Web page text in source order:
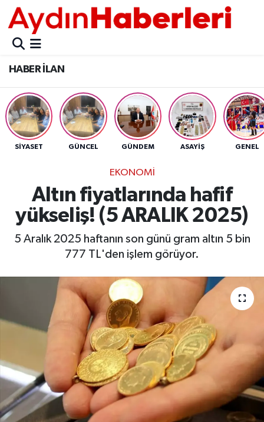
HABER İLAN
SİYASET GÜNCEL GÜNDEM ASAYİŞ GENEL
EKONOMİ
Altın fiyatlarında hafif
yükseliş! (5 ARALIK 2025)
5 Aralık 2025 haftanın son günü gram altın 5 bin
777 TL'den işlem görüyor.
GÜNCEL
POLİTİKA
BELEDİYELER
ASAYİŞ
BÜLTEN
ÇEVRE
DÜNYA
EGE
EKOLOJİ VE ÇEVRE
BİLİM VE TEKNOLOJİ
Aydın Nöbetçi Eczaneler
Aydın Hava Durumu
Aydin Namaz Vakitleri
Aydın Trafik Yoğunluk Haritası
Tüm Manşetler
Son Dakika Haberleri
Haber Arşivi